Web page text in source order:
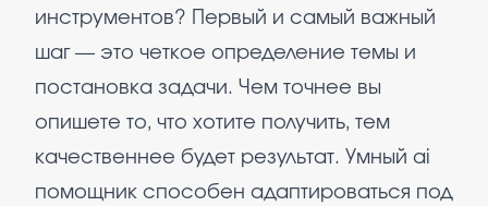
инструментов? Первый и самый важный
шаг — это четкое определение темы и
постановка задачи. Чем точнее вы
опишете то, что хотите получить, тем
качественнее будет результат. Умный ai
помощник способен адаптироваться под